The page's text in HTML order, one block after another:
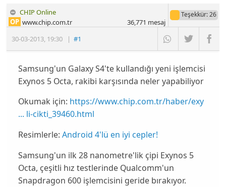
CHIP Online
30-03-2013, 19:30 |#1
OP www.chip.com.tr
Teşekkür: 26
36,771 mesaj
Samsung'un Galaxy S4'te kullandığı yeni işlemcisi
Exynos 5 Octa, rakibi karşısında neler yapabiliyor
Okumak için: https://www.chip.com.tr/haber/exy
... li-cikti_39460.html
Resimlerle: Android 4'lü en iyi cepler!
Samsung'un ilk 28 nanometre'lik çipi Exynos 5
Octa, çeşitli hız testlerinde Qualcomm'un
Snapdragon 600işlemcisini geride bırakıyor.